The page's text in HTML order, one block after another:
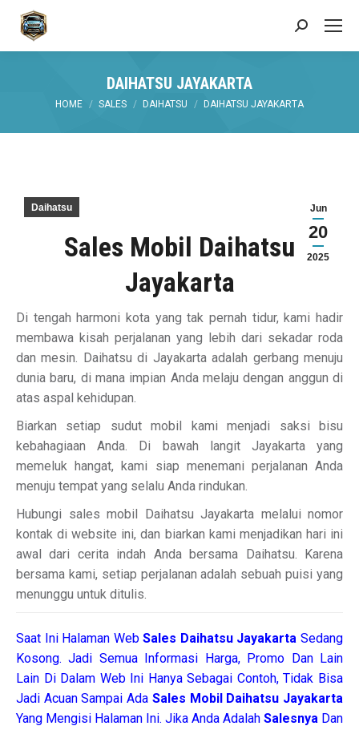
Search:
DAIHATSU JAYAKARTA
You are here:
HOME SALES DAIHATSU DAIHATSU JAYAKARTA
Jun
20
2025
Daihatsu
Sales Mobil Daihatsu
Jayakarta
Di tengah harmoni kota yang tak pernah tidur, kami hadir
membawa kisah perjalanan yang lebih dari sekadar roda
dan mesin. Daihatsu di Jayakarta adalah gerbang menuju
dunia baru, di mana impian Anda melaju dengan anggun di
atas aspal kehidupan.
Biarkan setiap sudut mobil kami menjadi saksi bisu
kebahagiaan Anda. Di bawah langit Jayakarta yang
memeluk hangat, kami siap menemani perjalanan Anda
menuju tempat yang selalu Anda rindukan.
Hubungi sales mobil Daihatsu Jayakarta melalui nomor
kontak di website ini, dan biarkan kami menjadikan hari ini
awal dari cerita indah Anda bersama Daihatsu. Karena
bersama kami, setiap perjalanan adalah sebuah puisi yang
menunggu untuk ditulis.
Saat Ini Halaman WebSales Daihatsu JayakartaSedang
Kosong. Jadi Semua Informasi Harga, Promo Dan Lain
Lain Di Dalam Web Ini Hanya Sebagai Contoh, Tidak Bisa
Jadi Acuan Sampai Ada Sales Mobil Daihatsu Jayakarta
Yang Mengisi Halaman Ini. Jika Anda Adalah Salesnya Dan